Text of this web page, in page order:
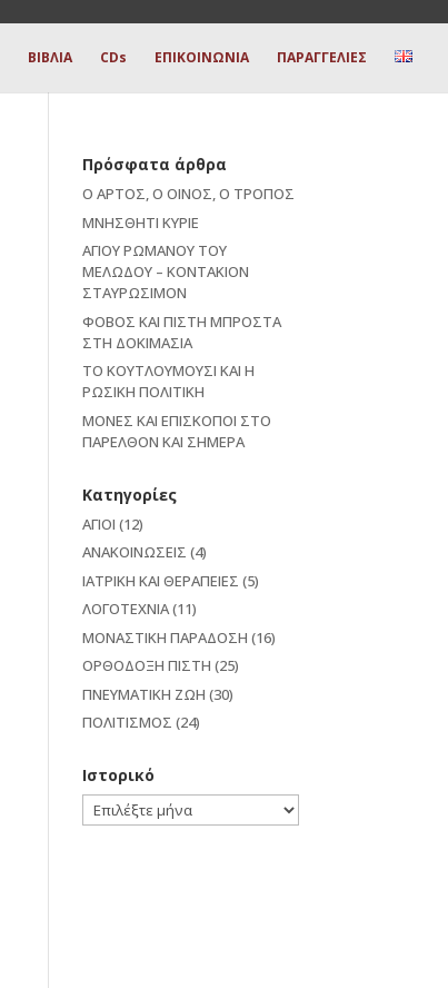
ΒΙΒΛΙΑ CDs ΕΠΙΚΟΙΝΩΝΙΑ ΠΑΡΑΓΓΕΛΙΕΣ
Πρόσφατα άρθρα
Ο ΑΡΤΟΣ, Ο ΟΙΝΟΣ, Ο ΤΡΟΠΟΣ
ΜΝΗΣΘΗΤΙ ΚΥΡΙΕ
ΑΓΙΟΥ ΡΩΜΑΝΟΥ ΤΟΥ
ΜΕΛΩΔΟΥ – ΚΟΝΤΑΚΙΟΝ
ΣΤΑΥΡΩΣΙΜΟΝ
ΦΟΒΟΣ ΚΑΙ ΠΙΣΤΗ ΜΠΡΟΣΤΑ
ΣΤΗ ΔΟΚΙΜΑΣΙΑ
ΤΟ ΚΟΥΤΛΟΥΜΟΥΣΙ ΚΑΙ Η
ΡΩΣΙΚΗ ΠΟΛΙΤΙΚΗ
ΜΟΝΕΣ ΚΑΙ ΕΠΙΣΚΟΠΟΙ ΣΤΟ
ΠΑΡΕΛΘΟΝ ΚΑΙ ΣΗΜΕΡΑ
Kατηγορίες
ΑΓΙΟΙ (12)
ΑΝΑΚΟΙΝΩΣΕΙΣ (4)
ΙΑΤΡΙΚΗ ΚΑΙ ΘΕΡΑΠΕΙΕΣ (5)
ΛΟΓΟΤΕΧΝΙΑ(11)
ΜΟΝΑΣΤΙΚΗ ΠΑΡΑΔΟΣΗ (16)
ΟΡΘΟΔΟΞΗ ΠΙΣΤΗ (25)
ΠΝΕΥΜΑΤΙΚΗ ΖΩΗ (30)
ΠΟΛΙΤΙΣΜΟΣ (24)
Ιστορικό
Ιστορικό